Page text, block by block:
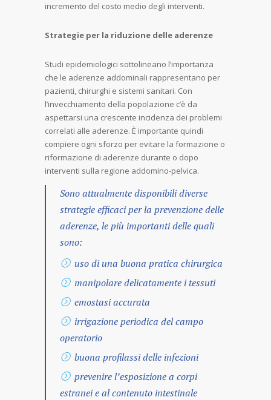
incremento del costo medio degli interventi.
Strategie per la riduzione delle aderenze
Studi epidemiologici sottolineano l’importanza
che le aderenze addominali rappresentano per
pazienti, chirurghi e sistemi sanitari. Con
l’invecchiamento della popolazione c’è da
aspettarsi una crescente incidenza dei problemi
correlati alle aderenze. È importante quindi
compiere ogni sforzo per evitare la formazione o
riformazione di aderenze durante o dopo
interventi sulla regione addomino-pelvica.
Sono attualmente disponibili diverse
strategie efficaci per la prevenzione delle
aderenze, le più importanti delle quali
sono:
uso di una buona pratica chirurgica
manipolare delicatamente i tessuti
emostasi accurata
irrigazione periodica del campo
operatorio
buona profilassi delle infezioni
prevenire l’esposizione a corpi
estranei e al contenuto intestinale